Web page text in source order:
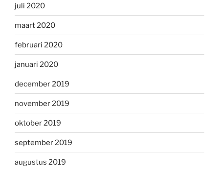
juli 2020
maart 2020
februari 2020
januari 2020
december 2019
november 2019
oktober 2019
september 2019
augustus 2019